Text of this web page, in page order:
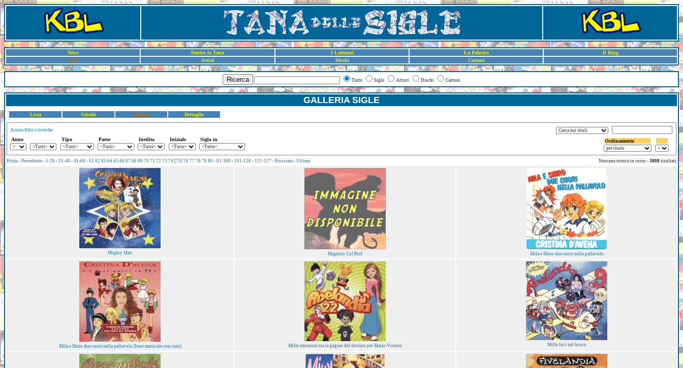
News Dentro la Tana I Lottatori La Palestra
Il Ring
Sigle
Artisti Dischi Cartoni
Ricerca Tutte Sigle Artisti Dischi Cartoni
GALLERIA SIGLE
Lista Schede Galleria Dettaglio
Azzera filtri e ricerche
Anno Tipo Paese Inedita Iniziale Sigla in Ordinamento
Prima - Precedente - 1-20 - 21-40 - 41-60 - 61 62 63 64 65 66 67 68 69 70 71 72 73 74 [75] 76 77 78 79 80 - 81-100 - 101-120 - 121-127 - Prossima - Ultima Nessuna ricerca in corso - 3808 risultati
Mighty Max Mignolo Col Prof Mila e Shiro due cuori nella pallavolo
Mila e Shiro due cuori nella pallavolo [base musicale con coro] Mille emozioni tra le pagine del destino per Marie-Yvonne Mille luci nel bosco